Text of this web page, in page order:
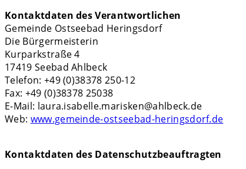
Kontaktdaten des Verantwortlichen
Gemeinde Ostseebad Heringsdorf
Die Bürgermeisterin
Kurparkstraße 4
17419 Seebad Ahlbeck
Telefon: +49 (0)38378 250-12
Fax: +49 (0)38378 25038
E-Mail: laura.isabelle.marisken@ahlbeck.de
Web: www.gemeinde-ostseebad-heringsdorf.de
Kontaktdaten des Datenschutzbeauftragten